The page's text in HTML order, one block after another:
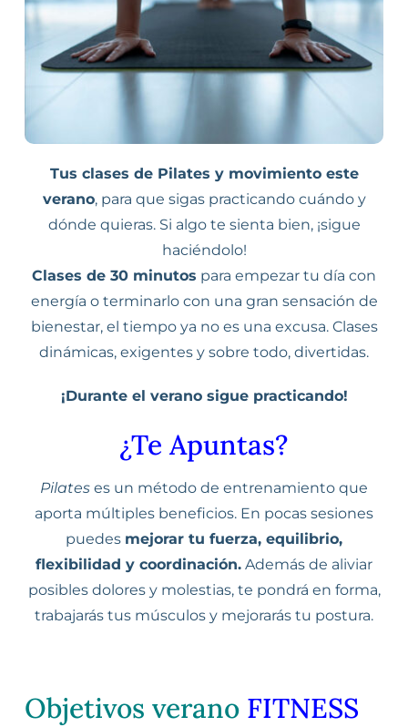
SESIONES ONLINE
Carrito
Tus clases de Pilates y movimiento este
verano, para que sigas practicando cuándo y
dónde quieras. Si algo te sienta bien, ¡sigue
haciéndolo!
Clases de 30 minutos para empezar tu día con
energía o terminarlo con una gran sensación de
bienestar, el tiempo ya no es una excusa. Clases
dinámicas, exigentes y sobre todo, divertidas.
¡Durante el verano sigue practicando!
¿Te Apuntas?
Pilates es un método de entrenamiento que
aporta múltiples beneficios. En pocas sesiones
puedes mejorar tu fuerza, equilibrio,
flexibilidad y coordinación. Además de aliviar
posibles dolores y molestias, te pondrá en forma,
trabajarás tus músculos y mejorarás tu postura.
Objetivosverano FITNESS